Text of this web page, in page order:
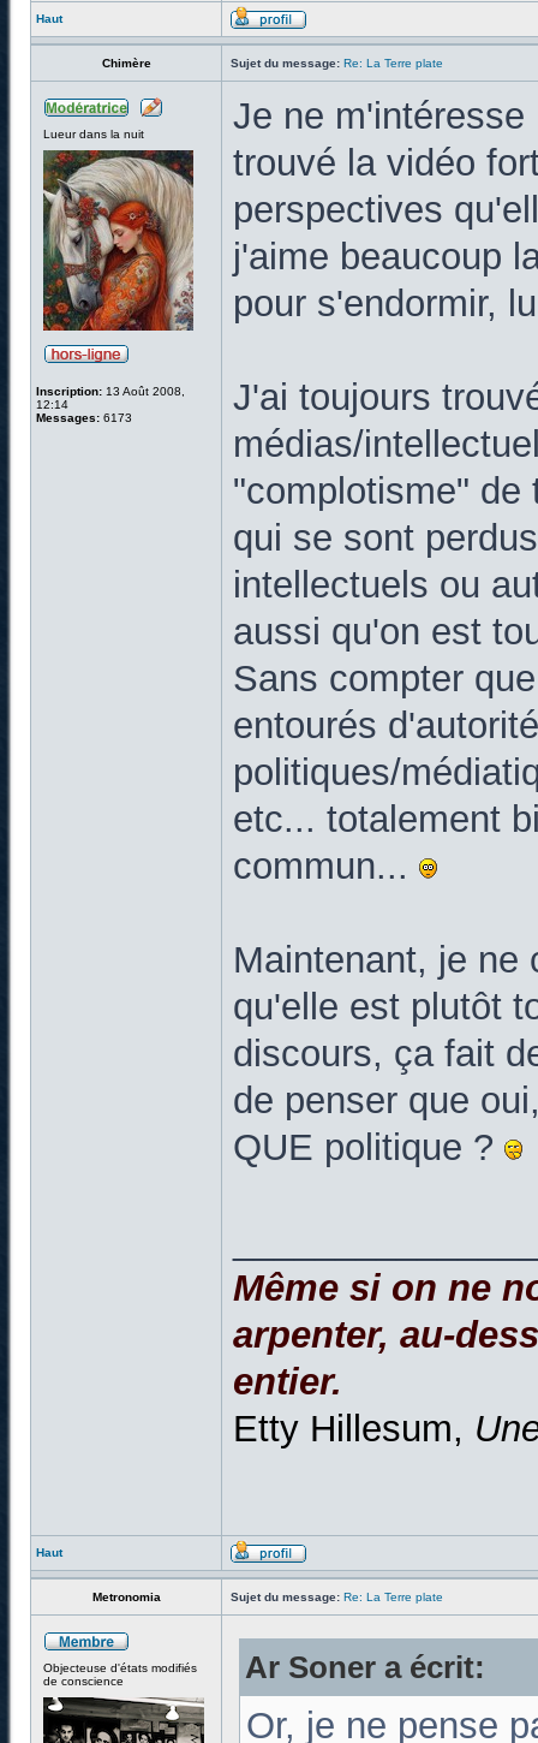
Haut
Chimère Sujet du message: Re: La Terre plate
Lueur dans la nuit
Inscription: 13 Août 2008,
12:14
Messages: 6173
Je ne m'intéresse
trouvé la vidéo
perspectives
j'aime beaucoup
pour s'endormir,
J'ai toujours
médias/
"complotisme" de
qui se sont
intellectuels ou
aussi qu'on est
Sans compter
entourés
politiques/
etc... totalement
commun...
Maintenant, je ne
qu'elle est plutôt
discours, ça fait
de penser que
QUE politique ?
Même si on ne
arpenter, au-
entier.
Etty Hillesum,
Haut
Metronomia Sujet du message: Re: La Terre plate
Objecteuse d'états modifiés
de conscience
Ar Soner a écrit:
Or, je ne pense